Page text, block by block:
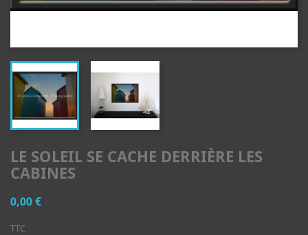
LE SOLEIL SE CACHE DERRIÈRE LES
CABINES
0,00 €
TTC